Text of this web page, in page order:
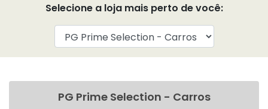
Selecione a loja mais perto de você:
PG Prime Selection - Carros